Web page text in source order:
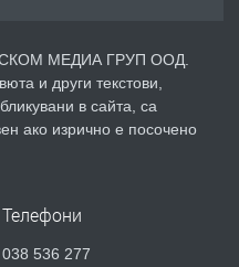
преди 3 дни
НА МЕБЕЛИ.
ЕСКОМ МЕДИА ГРУП ООД.
и други текстови,
в сайта, са
ако изрично е посочено
Телефони
038 536 277